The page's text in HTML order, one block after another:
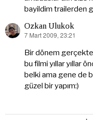
bayildim trailerden
Ozkan Ulukok
dedi
7 Mart 2009, 23:21
Bir dönem
bu filmi yıllar yıllar
belki ama gene de
güzel bir yapım:)